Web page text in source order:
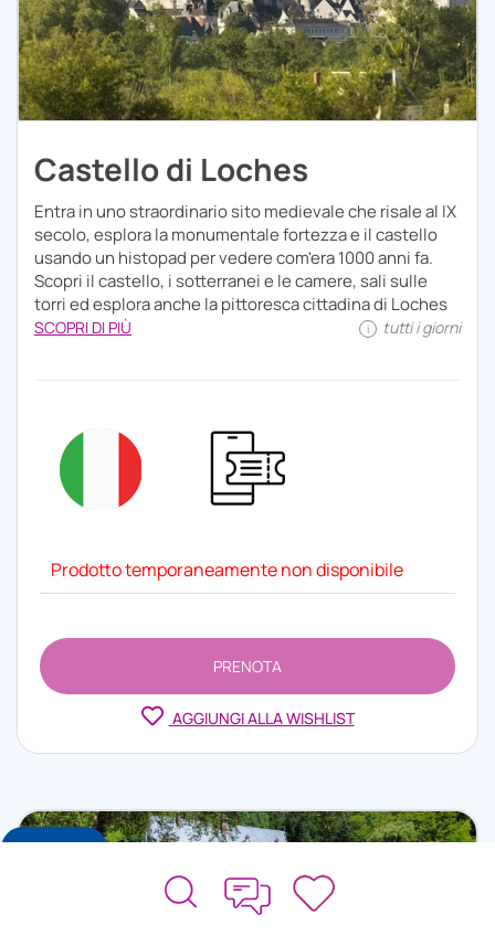
Castello di Loches
Entra in uno straordinario sito medievale che risale al IX
secolo, esplora la monumentale fortezza e il castello
usando un histopad per vedere com'era 1000 anni fa.
Scopri il castello, i sotterranei e le camere, sali sulle
torri ed esplora anche la pittoresca cittadina di Loches
SCOPRI DI PIÙ i tutti i giorni
Prodotto temporaneamente non disponibile
PRENOTA
AGGIUNGI ALLA WISHLIST